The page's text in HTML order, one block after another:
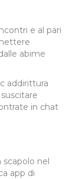
e al pari
abime
addirittura
in chat
scapolo nel
app di